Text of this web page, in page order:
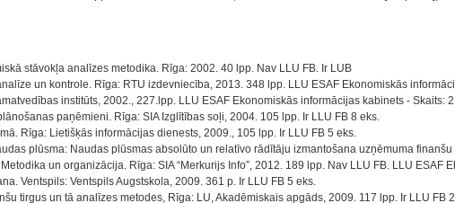
stāvokļa analīzes metodika. Rīga: 2002. 40 lpp. Nav LLU FB. Ir LUB
un kontrole. Rīga: RTU izdevniecība, 2013. 348 lpp. LLU ESAF Ekonomiskās
institūts, 2002., 227.lpp. LLU ESAF Ekonomiskās informācijas kabinets - Skaits:
paņēmieni. Rīga: SIA Izglītības soļi, 2004. 105 lpp. Ir LLU FB 8 eks.
Rīga: Lietišķās informācijas dienests, 2009., 105 lpp. Ir LLU FB 5 eks.
plūsma: Naudas plūsmas absolūto un relatīvo rādītāju izmantošana uzņēmuma
un organizācija. Rīga: SIA “Merkurijs Info”, 2012. 189 lpp. Nav LLU FB. LLU ESAF
Ventspils: Ventspils Augstskola, 2009. 361 p. Ir LLU FB 5 eks.
tirgus un tā analīzes metodes, Rīga: LU, Akadēmiskais apgāds, 2009. 117 lpp. Ir LLU FB